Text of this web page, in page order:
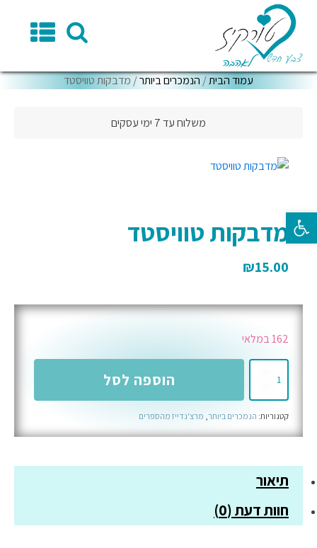
פתח סרגל נגישות
עמוד הבית/ הנמכרים ביותר/ מדבקות טוויסטד
משלוח עד 7 ימי עסקים
מדבקות טוויסטד
₪15.00
162 במלאי
טוויסטד
הוספה לסל
קטגוריות: הנמכרים ביותר מרצ'נדייז מהספרים
תיאור
חוות דעת (0)